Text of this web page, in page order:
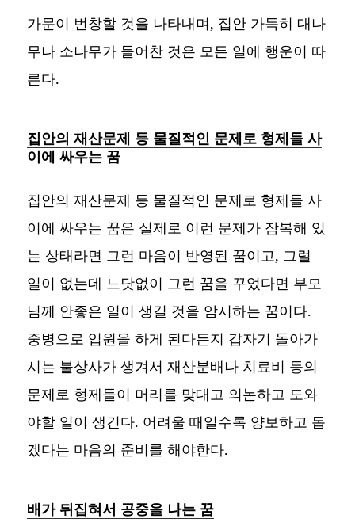
가문이 번창할 것을 나타내며, 집안 가득히 대나
무나 소나무가 들어찬 것은 모든 일에 행운이 따
른다.
집안의 재산문제 등 물질적인 문제로 형제들 사
이에 싸우는 꿈
집안의 재산문제 등 물질적인 문제로 형제들 사
이에 싸우는 꿈은 실제로 이런 문제가 잠복해 있
는 상태라면 그런 마음이 반영된 꿈이고, 그럴
일이 없는데 느닷없이 그런 꿈을 꾸었다면 부모
님께 안좋은 일이 생길 것을 암시하는 꿈이다.
중병으로 입원을 하게 된다든지 갑자기 돌아가
시는 불상사가 생겨서 재산분배나 치료비 등의
문제로 형제들이 머리를 맞대고 의논하고 도와
야할 일이 생긴다. 어려울 때일수록 양보하고 돕
겠다는 마음의 준비를 해야한다.
배가 뒤집혀서 공중을 나는 꿈